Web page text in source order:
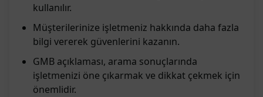
kullanılır.
Müşterilerinize işletmeniz hakkında daha fazla
bilgi vererek güvenlerini kazanın.
GMB açıklaması, arama sonuçlarında
işletmenizi öne çıkarmak ve dikkat çekmek için
önemlidir.